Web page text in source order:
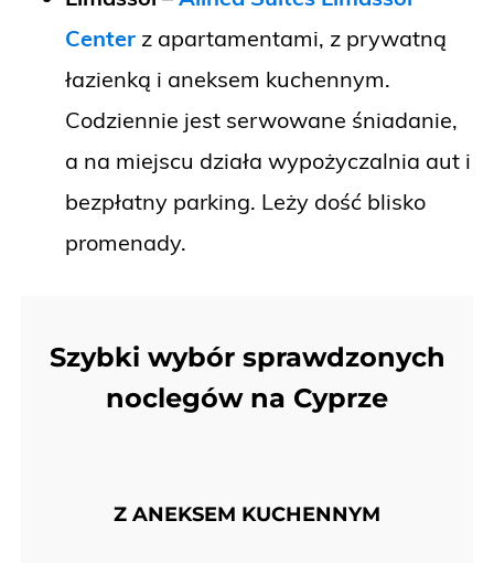
Center z apartamentami, z prywatną
łazienką i aneksem kuchennym.
Codziennie jest serwowane śniadanie,
a na miejscu działa wypożyczalnia aut i
bezpłatny parking. Leży dość blisko
promenady.
Szybki wybór sprawdzonych
noclegów na Cyprze
Z ANEKSEM KUCHENNYM